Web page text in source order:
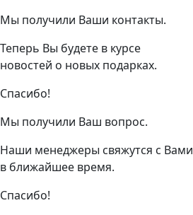
Мы получили Ваши контакты.
Теперь Вы будете в курсе
новостей о новых подарках.
Спасибо!
Мы получили Ваш вопрос.
Наши менеджеры свяжутся с Вами
в ближайшее время.
Спасибо!